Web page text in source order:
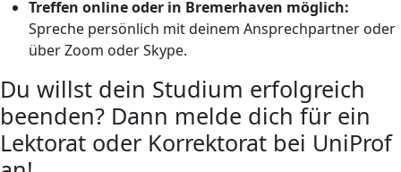
Treffen online oder in Bremerhaven möglich:
Spreche persönlich mit deinem Ansprechpartner oder
über Zoom oder Skype.
Du willst dein Studium erfolgreich
beenden? Dann melde dich für ein
Lektorat oder Korrektorat bei UniProf